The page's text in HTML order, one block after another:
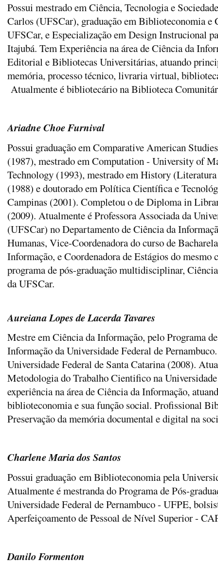
Possui mestrado em Ciência, Tecnologia e
Carlos (UFSCar), graduação em Biblioteconomia e
UFSCar, e Especialização em Design Instrucional
Itajubá. Tem Experiência na área de Ciência da
Editorial e Bibliotecas Universitárias, atuando
memória, processo técnico, livraria virtual,
Atualmente é bibliotecário na Biblioteca
Ariadne Choe Furnival
Possui graduação em Comparative American
(1987), mestrado em Computation - University of
Technology (1993), mestrado em History
(1988) e doutorado em Política Científica e
Campinas (2001). Completou o de Diploma in
(2009). Atualmente é Professora Associada da
(UFSCar) no Departamento de Ciência da
Humanas, Vice-Coordenadora do curso de
Informação, e Coordenadora de Estágios do mesmo
programa de pós-graduação multidisciplinar,
da UFSCar.
Aureiana Lopes de Lacerda Tavares
Mestre em Ciência da Informação, pelo Programa
Informação da Universidade Federal de
Universidade Federal de Santa Catarina (2008).
Metodologia do Trabalho Cientifico na
experiência na área de Ciência da Informação,
biblioteconomia e sua função social. Profissional
Preservação da memória documental e digital na
Charlene Maria dos Santos
Possui graduação em Biblioteconomia pela
Atualmente é mestranda do Programa de Pós-
Universidade Federal de Pernambuco - UFPE,
Aperfeiçoamento de Pessoal de Nível Superior -
Danilo Formenton